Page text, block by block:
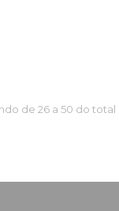
de 26 a 50 do total